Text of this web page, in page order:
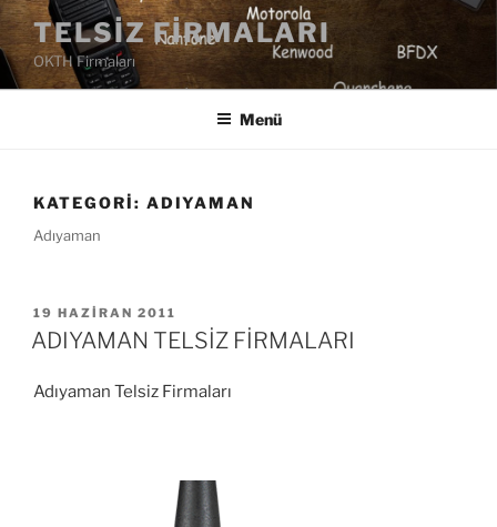
İçeriğe
geç TELSIZ FIRMALARI
OKTH Firmaları
Menü
KATEGORI: ADIYAMAN
Adıyaman
YAYIM
TARIHI
19 HAZIRAN 2011
ADIYAMAN TELSİZ FİRMALARI
Adıyaman Telsiz Firmaları